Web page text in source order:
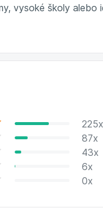
vysoké školy alebo
225x
87x
43x
6x
0x